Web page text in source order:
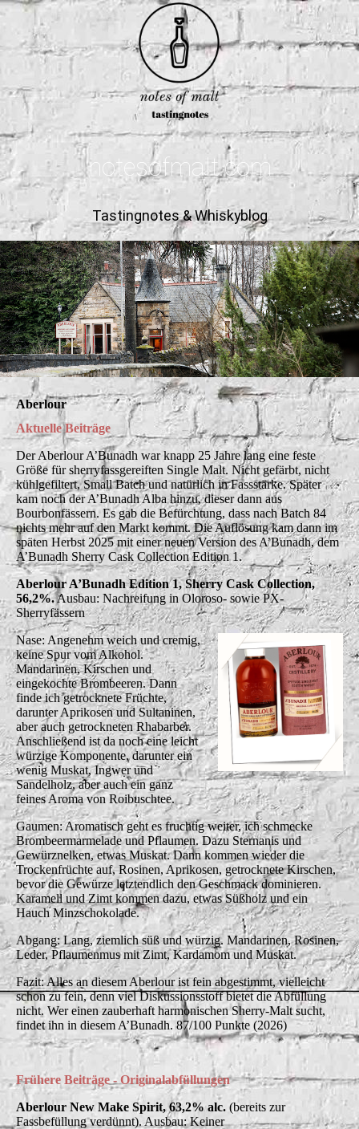
notesofmalt.com
Tastingnotes & Whiskyblog
Aberlour
AktuelleBeiträge
Der Aberlour A’Bunadh war knapp 25 Jahre lang eine feste
Größe für sherryfassgereiften Single Malt. Nicht gefärbt, nicht
kühlgefiltert, Small Batch und natürlich in Fassstärke. Später
kam noch der A’Bunadh Alba hinzu, dieser dann aus
Bourbonfässern. Es gab die Befürchtung, dass nach Batch 84
nichts mehr auf den Markt kommt. Die Auflösung kam dann im
späten Herbst 2025 mit einer neuen Version des A’Bunadh, dem
A’Bunadh Sherry Cask Collection Edition 1.
Aberlour A’Bunadh Edition 1, Sherry Cask Collection,
56,2%.Ausbau: Nachreifung in Oloroso- sowie PX-
Sherryfässern
Nase: Angenehm weich und cremig,
keine Spur vom Alkohol.
Mandarinen, Kirschen und
eingekochte Brombeeren. Dann
finde ich getrocknete Früchte,
darunter Aprikosen und Sultaninen,
aber auch getrockneten Rhabarber.
Anschließend ist da noch eine leicht
würzige Komponente, darunter ein
wenig Muskat, Ingwer und
Sandelholz, aber auch ein ganz
feines Aroma von Roibuschtee.
Gaumen: Aromatisch geht es fruchtig weiter, ich schmecke
Brombeermarmelade und Pflaumen. Dazu Sternanis und
Gewürznelken, etwas Muskat. Dann kommen wieder die
Trockenfrüchte auf, Rosinen, Aprikosen, getrocknete Kirschen,
bevor die Gewürze letztendlich den Geschmack dominieren.
Karamell und Zimt kommen dazu, etwas Süßholz und ein
Hauch Minzschokolade.
Abgang: Lang, ziemlich süß und würzig. Mandarinen, Rosinen,
Leder, Pflaumenmus mit Zimt, Kardamom und Muskat.
Fazit: Alles an diesem Aberlour ist fein abgestimmt, vielleicht
schon zu fein, denn viel Diskussionsstoff bietet die Abfüllung
nicht. Wer einen zauberhaft harmonischen Sherry-Malt sucht,
findet ihn in diesem A’Bunadh. 87/100 Punkte (2026)
Frühere Beiträge - Originalabfüllungen
Aberlour New Make Spirit, 63,2% alc. (bereits zur
Fassbefüllung verdünnt). Ausbau: Keiner